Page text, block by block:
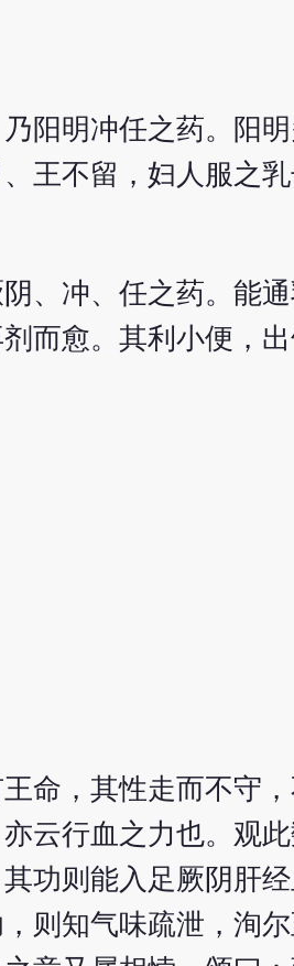
阳明冲任之药。阳明
王不留，妇人服之乳
、冲、任之药。能
而愈。其利小便，出
命，其性走而不守
云行血之力也。观
功则能入足厥阴肝
则知气味疏泄，洵